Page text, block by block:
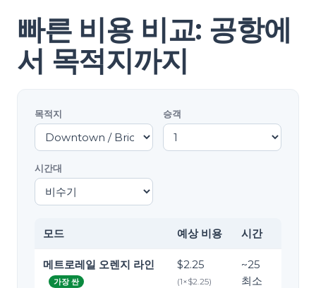
빠른 비용 비교: 공항에
서 목적지까지
목적지 승객
시간대
모드 예상 비용 시간
메트로레일 오렌지 라인
가장 싼
$2.25
(1×$2.25)
~25
최소